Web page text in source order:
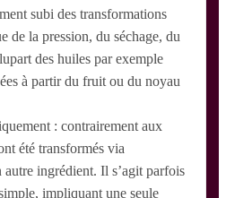
subi des transformations
de la pression, du séchage, du
des huiles par exemple
à partir du fruit ou du noyau
: contrairement aux
été transformés via
autre ingrédient. Il s’agit parfois
impliquant une seule